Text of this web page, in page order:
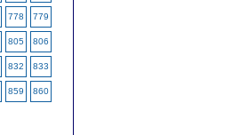
778 779
805 806
832 833
859 860